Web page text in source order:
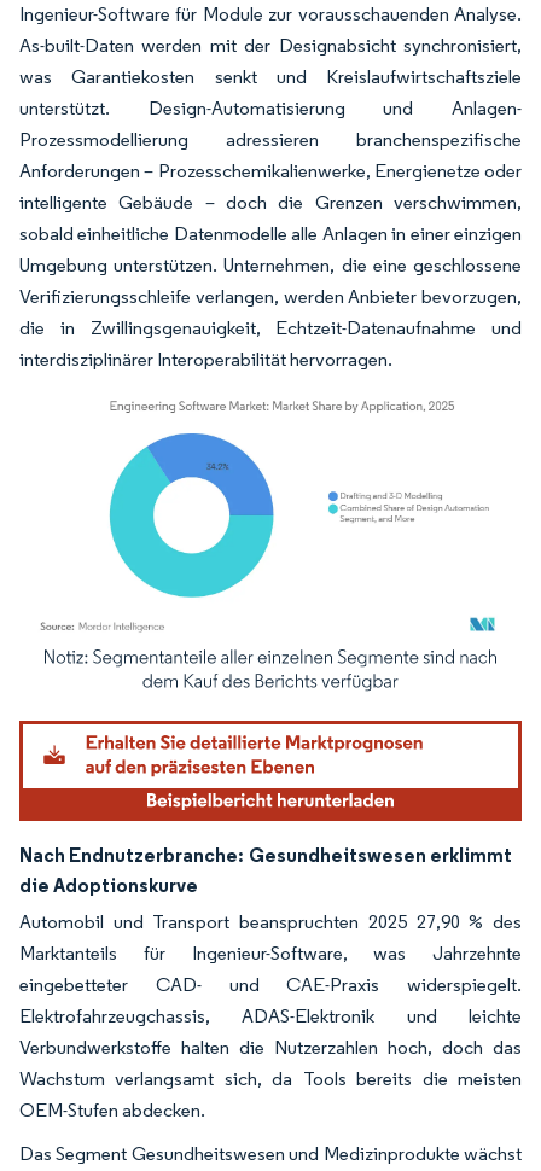
Ingenieur-Software für Module zur vorausschauenden Analyse.
As-built-Daten werden mit der Designabsicht synchronisiert,
was Garantiekosten senkt und Kreislaufwirtschaftsziele
unterstützt. Design-Automatisierung und Anlagen-
Prozessmodellierung adressieren branchenspezifische
Anforderungen – Prozesschemikalienwerke, Energienetze oder
intelligente Gebäude – doch die Grenzen verschwimmen,
sobald einheitliche Datenmodelle alle Anlagen in einer einzigen
Umgebung unterstützen. Unternehmen, die eine geschlossene
Verifizierungsschleife verlangen, werden Anbieter bevorzugen,
die in Zwillingsgenauigkeit, Echtzeit-Datenaufnahme und
interdisziplinärer Interoperabilität hervorragen.
Bild © Mordor Intelligence. Wiederverwendung erfordert Namensnennung
Nach Endnutzerbranche: Gesundheitswesen erklimmt
die Adoptionskurve
Automobil und Transport beanspruchten 2025 27,90 % des
Marktanteils für Ingenieur-Software, was Jahrzehnte
eingebetteter CAD- und CAE-Praxis widerspiegelt.
Elektrofahrzeugchassis, ADAS-Elektronik und leichte
Verbundwerkstoffe halten die Nutzerzahlen hoch, doch das
Wachstum verlangsamt sich, da Tools bereits die meisten
OEM-Stufen abdecken.
Das Segment Gesundheitswesen und Medizinprodukte wächst